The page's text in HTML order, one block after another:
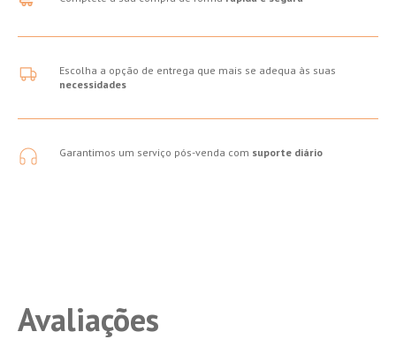
Escolha a opção de entrega que mais se adequa às suas
necessidades
Garantimos um serviço pós-venda com suporte diário
Avaliações